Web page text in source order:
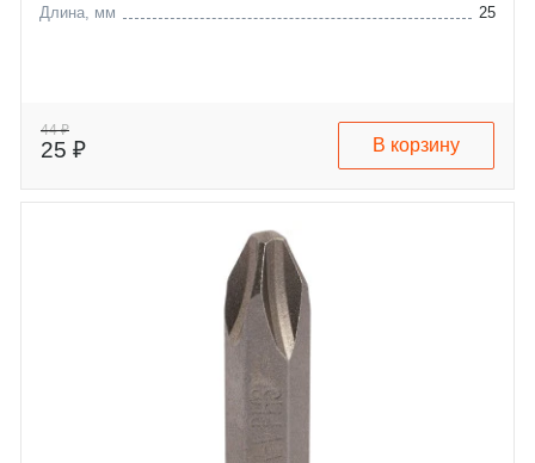
Длина, мм
25
44 ₽
25 ₽ В корзину